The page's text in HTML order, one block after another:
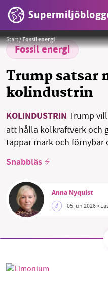
HEM
OMRÅDEN
OM OSS
Start/Fossil energi
Fossil energi
Trump satsar
kolindustrin
KOLINDUSTRIN Trump
att hålla kolkraftverk och
tappar mark och förnybar
Snabbläs
Anna Nyquist
05 jun 2026•
SMB kämpar för